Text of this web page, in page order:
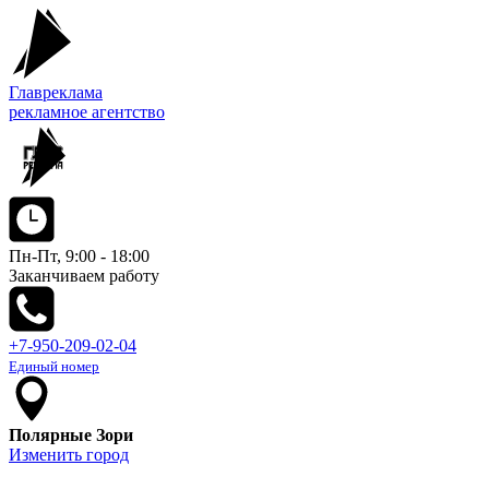
Главреклама
рекламное агентство
Пн-Пт, 9:00 - 18:00
Заканчиваем работу
+7-950-209-02-04
Единый номер
Полярные Зори
Изменить город